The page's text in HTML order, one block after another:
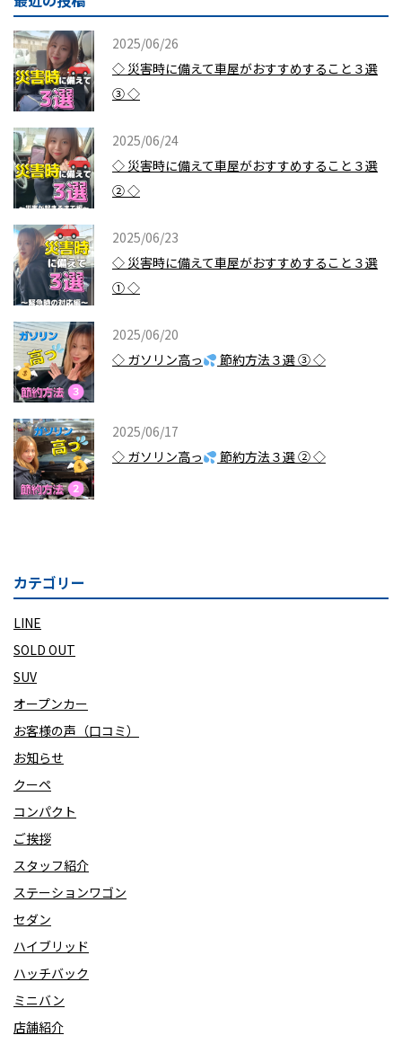
2025/06/26
◇ 災害時に備えて車屋がおすすめすること３選
③ ◇
2025/06/24
◇ 災害時に備えて車屋がおすすめすること３選
② ◇
2025/06/23
◇ 災害時に備えて車屋がおすすめすること３選
① ◇
2025/06/20
◇ ガソリン高っ
節約方法３選 ③ ◇
2025/06/17
◇ ガソリン高っ
節約方法３選 ② ◇
カテゴリー
LINE
SOLD OUT
SUV
オープンカー
お客様の声（口コミ）
お知らせ
クーペ
コンパクト
ご挨拶
スタッフ紹介
ステーションワゴン
セダン
ハイブリッド
ハッチバック
ミニバン
店舗紹介